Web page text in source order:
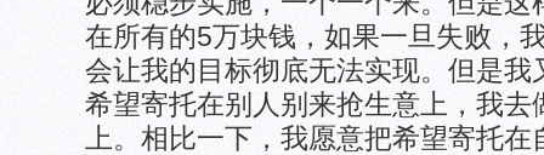
在所有的5万块钱，如果一旦失败，
会让我的目标彻底无法实现。但是我
希望寄托在别人别来抢生意上，我去
上。相比一下，我愿意把希望寄托